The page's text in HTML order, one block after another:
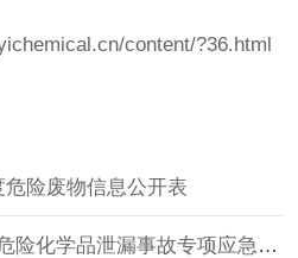
content/?36.html
危险废物信息公开表
化学品泄漏事故专项应急预案演